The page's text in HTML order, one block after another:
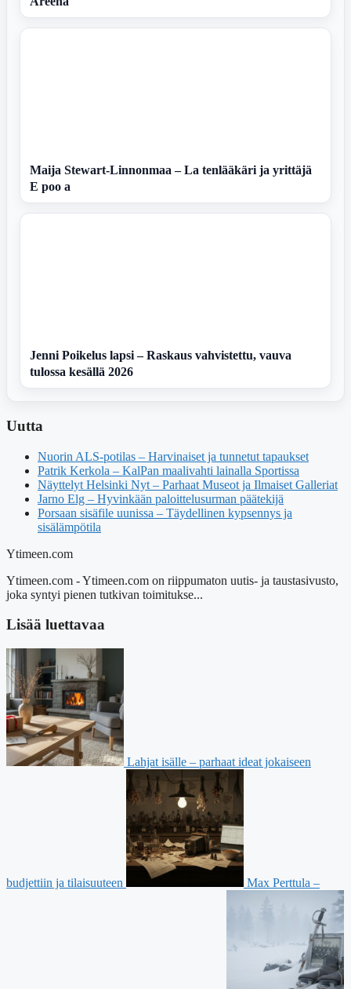
Maija Stewart-Linnonmaa – La tenlääkäri ja yrittäjä
E poo a
Jenni Poikelus lapsi – Raskaus vahvistettu, vauva
tulossa kesällä 2026
Uutta
Nuorin ALS-potilas – Harvinaiset ja tunnetut tapaukset
Patrik Kerkola – KalPan maalivahti lainalla Sportissa
Näyttelyt Helsinki Nyt – Parhaat Museot ja Ilmaiset Galleriat
Jarno Elg – Hyvinkään paloittelusurman päätekijä
Porsaan sisäfile uunissa – Täydellinen kypsennys ja
sisälämpötila
Ytimeen.com
Ytimeen.com - Ytimeen.com on riippumaton uutis- ja taustasivusto,
joka syntyi pienen tutkivan toimitukse...
Lisää luettavaa
Lahjat isälle – parhaat ideat jokaiseen
budjettiin ja tilaisuuteen Max Perttula –